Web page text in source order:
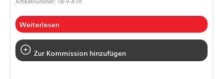
Weiterlesen
Zur Kommission hinzufügen